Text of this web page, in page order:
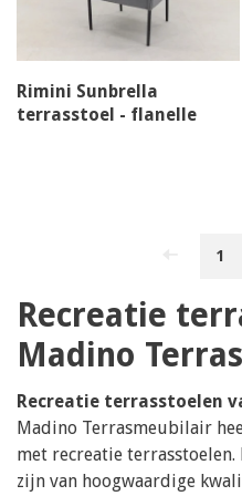
Rimini Sunbrella
terrasstoel - flanelle
1
Recreatie
Madino
Recreatie terrasstoelen
Madino Terrasmeubilair
met recreatie
zijn van hoogwaardige